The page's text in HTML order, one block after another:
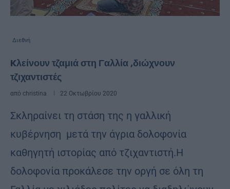
Διεθνή
Kλείνουν τζαμιά στη Γαλλία ,διώχνουν
τζιχαντιστές
από christina 22 Οκτωβρίου 2020
Σκληραίνει τη στάση της η γαλλική
κυβέρνηση μετά την άγρια δολοφονία
καθηγητή ιστορίας από τζιχαντιστή.Η
δολοφονία προκάλεσε την οργή σε όλη τη